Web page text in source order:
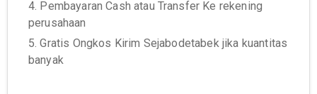
4. Pembayaran Cash atau Transfer Ke rekening
perusahaan
5. Gratis Ongkos Kirim Sejabodetabek jika kuantitas
banyak